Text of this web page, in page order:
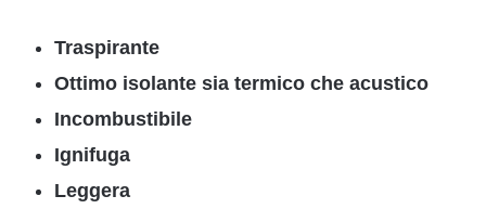
Traspirante
Ottimo isolante sia termico che acustico
Incombustibile
Ignifuga
Leggera